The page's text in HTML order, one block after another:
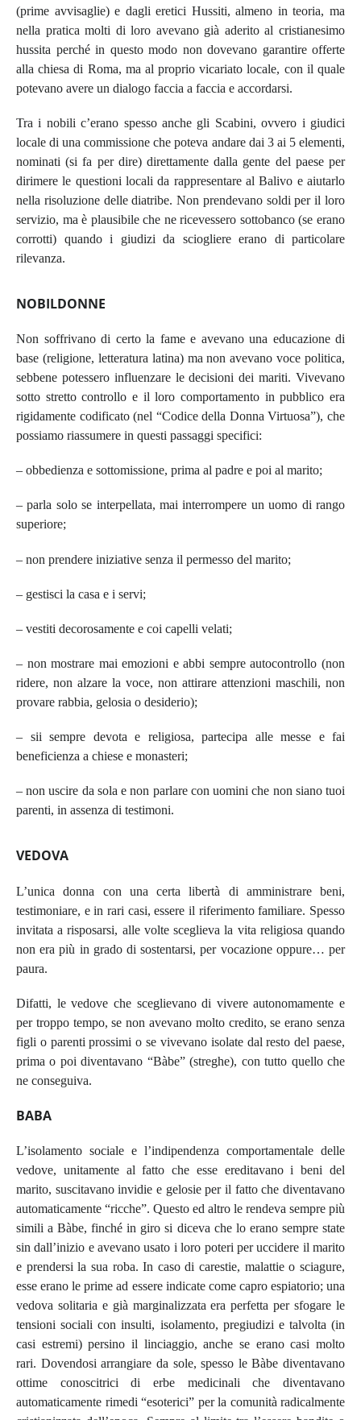
(prime avvisaglie) e dagli eretici Hussiti, almeno in teoria, ma
nella pratica molti di loro avevano già aderito al cristianesimo
hussita perché in questo modo non dovevano garantire offerte
alla chiesa di Roma, ma al proprio vicariato locale, con il quale
potevano avere un dialogo faccia a faccia e accordarsi.
Tra i nobili c’erano spesso anche gli Scabini, ovvero i giudici
locale di una commissione che poteva andare dai 3 ai 5 elementi,
nominati (si fa per dire) direttamente dalla gente del paese per
dirimere le questioni locali da rappresentare al Balivo e aiutarlo
nella risoluzione delle diatribe. Non prendevano soldi per il loro
servizio, ma è plausibile che ne ricevessero sottobanco (se erano
corrotti) quando i giudizi da sciogliere erano di particolare
rilevanza.
NOBILDONNE
Non soffrivano di certo la fame e avevano una educazione di
base (religione, letteratura latina) ma non avevano voce politica,
sebbene potessero influenzare le decisioni dei mariti. Vivevano
sotto stretto controllo e il loro comportamento in pubblico era
rigidamente codificato (nel “Codice della Donna Virtuosa”), che
possiamo riassumere in questi passaggi specifici:
– obbedienza e sottomissione, prima al padre e poi al marito;
– parla solo se interpellata, mai interrompere un uomo di rango
superiore;
– non prendere iniziative senza il permesso del marito;
– gestisci la casa e i servi;
– vestiti decorosamente e coi capelli velati;
– non mostrare mai emozioni e abbi sempre autocontrollo (non
ridere, non alzare la voce, non attirare attenzioni maschili, non
provare rabbia, gelosia o desiderio);
– sii sempre devota e religiosa, partecipa alle messe e fai
beneficienza a chiese e monasteri;
– non uscire da sola e non parlare con uomini che non siano tuoi
parenti, in assenza di testimoni.
VEDOVA
L’unica donna con una certa libertà di amministrare beni,
testimoniare, e in rari casi, essere il riferimento familiare. Spesso
invitata a risposarsi, alle volte sceglieva la vita religiosa quando
non era più in grado di sostentarsi, per vocazione oppure… per
paura.
Difatti, le vedove che sceglievano di vivere autonomamente e
per troppo tempo, se non avevano molto credito, se erano senza
figli o parenti prossimi o se vivevano isolate dal resto del paese,
prima o poi diventavano “Bàbe” (streghe), con tutto quello che
ne conseguiva.
BABA
L’isolamento sociale e l’indipendenza comportamentale delle
vedove, unitamente al fatto che esse ereditavano i beni del
marito, suscitavano invidie e gelosie per il fatto che diventavano
automaticamente “ricche”. Questo ed altro le rendeva sempre più
simili a Bàbe, finché in giro si diceva che lo erano sempre state
sin dall’inizio e avevano usato i loro poteri per uccidere il marito
e prendersi la sua roba.In caso di carestie, malattie o sciagure,
esse erano le prime ad essere indicate come capro espiatorio; una
vedova solitaria e già marginalizzata era perfetta per sfogare le
tensioni sociali con insulti, isolamento, pregiudizi e talvolta (in
casi estremi) persino il linciaggio, anche se erano casi molto
rari. Dovendosi arrangiare da sole, spesso le Bàbe diventavano
ottime conoscitrici di erbe medicinali che diventavano
automaticamente rimedi “esoterici” per la comunità radicalmente